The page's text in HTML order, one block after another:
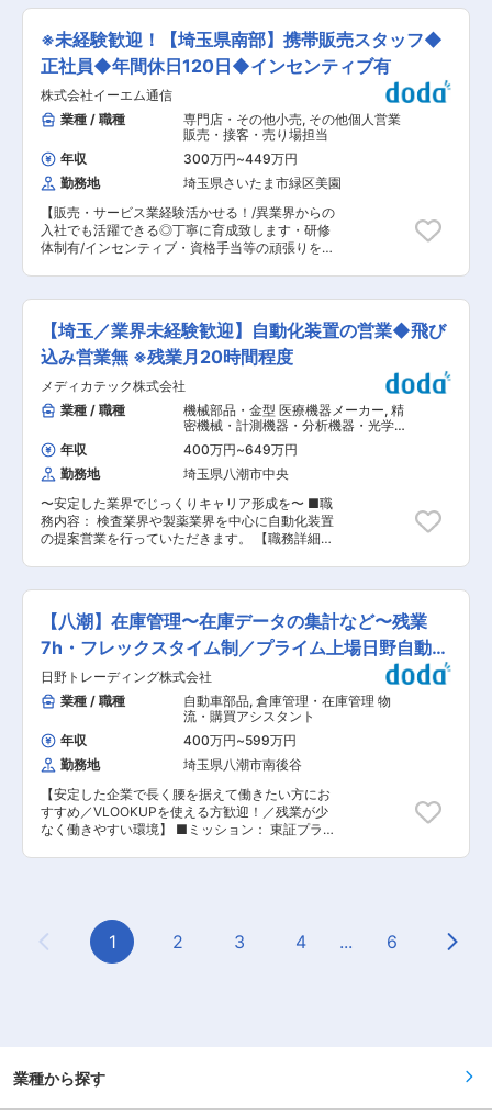
ます。 腸内細菌検査の前処理装置としては国内で
トップシェアを誇り、業界の標準検査マニュアル
にも紹介されております。 社内にてお客様業務工
程を自動化する各種省力化装置の製造や納品など
の業務を担っていただきます。 変更の範囲：会社
の定める業務
務詳細： （1） 入会希望者の対応 本部から連絡を
受け、教室で説明・相談にのりながら入会をサポ
ートします。 （2） 生徒・保護者のサポート 勉強
の進め方や進路の相談に乗り、必要な講習の提案
を行います。 （3） 学習プラン作成 生徒の目標
に合わせて、勉強する科目やスケジュールを組み
立てます。 （4） 成績と学習状況のフォロー テ
スト結果や普段の学習の様子を確認し、改善点を
一緒に考えます。 （5） 教室内での生徒対応 自習
中の質問受付や声かけなど、日々の学習サポート
を行います。 （6） 教室運営の事務作業 管理アプ
リへの数字入力や社内システムへの報告など、簡
単なPC作業です。 ■働く環境について： ・実績
(毎月の予算表の達成率)と行動面を評価し、翌年
度の昇給へと反映します。直近の昇給率は前年度
比較 平均8％上昇！頑張りをしっかりと還元する
時間を遅くしたり調整などはございます。（8時
間働く日もあれば、4時間しか働かない日もあ
る、といったイメージです） ■入社後の研修につ
いて： 1週間の本部研修で教室運営や教育業界に
ついて学びます。まずは副教室長としてご経験を
いただき、半年〜２年ほど教室長ととなっていた
先生、役所のスタッフ、保険営業、エンジニア 当
社では未経験の方が多数活躍しています！ ■当ポ
ジションの強み： ・トライの豊富な学習データ＆
メソッドを使って運営できます ・教室長自身
が“教育のプロ”として主役になれます ・マネジメ
ント経験が自然と身につきます ・自習室サポート
教育×マネジメント×営業の“三本柱”をまとめて経
験できる 変更の範囲：会社の定める業務
※未経験歓迎！【埼玉県南部】携帯販売スタッフ◆
正社員◆年間休日120日◆インセンティブ有
株式会社イーエム通信
業種 / 職種
専門店・その他小売, その他個人営業
販売・接客・売り場担当
年収
300万円~449万円
勤務地
埼玉県さいたま市緑区美園
【販売・サービス業経験活かせる！/異業界からの
入社でも活躍できる◎丁寧に育成致します・研修
体制有/インセンティブ・資格手当等の頑張りを評
ップ（ソフトバンク・ワイモバイル）を運営して
る当社にて ソフトバンクのショップにて接客・販
売のお仕事をお任せ致します。 商品知識や接客マ
ナーについては最初に研修で覚えていただきま
す。 丁寧に教育致しますので未経験からでも安心
してスタートできる就業環境です！ ■具体的に
は： 店頭販売クルーとしてショップにご来店され
たお客様に向けてご要望をお伺いし、最適な携帯
電話の機種やプランをご提案していただきます。
さらに固定電話、インターネット回線などの商品
やサービスのお勧めや毎月の利用料金のコンサル
ティングをお任せします。 ■ご入社後のフォロー
体制： まずは先輩社員との同行やロープレ等を通
して製品知識・手続き手順・サービス知識などを
習得していただきます。 その後、メンター、メン
ティ制度があり、教育スタッフの元ご自身でお客
きるように育成していきます。 ■組織構成 ・
SoftBank ソフトバンクイオンモール 浦和美園：
12名（男7、女5）：20代〜30代 ・ソフトバンク
ふじみ野：8名（男6、女2）：20代〜30代 ・ソ
フトバンク八潮：9名（男6、女3）：20代〜30
代 ・ワイモバイルフレスポ八潮：4名（男2、女
格制度 資格テストを受けて合格をすれば資格によ
り1万円〜9万円がの手当てが毎月支給されます。
・販売手当 新規、機種変更、インターネットなど
決まったカテゴリーを責任をもって販売いただけ
ると評価されたメンバーには数字、目標行動の達
成で最大7万円の手当てがつきます。自分の頑張
境： 子育て中の方もプライベートを両立できる制
長になった実例もございます。 変更の範囲：会社
の定める業務
【埼玉／業界未経験歓迎】自動化装置の営業◆飛び
込み営業無 ※残業月20時間程度
メディカテック株式会社
業種 / 職種
機械部品・金型 医療機器メーカー, 精
密機械・計測機器・分析機器・光学製
品営業（国内） 医療機器営業
年収 400万円~649万円
勤務地
埼玉県八潮市中央
〜安定した業界でじっくりキャリア形成を〜 ■職
務内容： 検査業界や製薬業界を中心に自動化装置
の提案営業を行っていただきます。 【職務詳細】
く、事前にアポイントを取ってから訪問やWEB会
議をします。まずは先輩社員と一緒に行動して当
社の装置、業界知識や仕事の進め方などをじっく
り習得してください。ある程度慣れてきたら、案
件をお任せします。案件によっては地方出張もあ
ります。 ◇展示会とWEB問合せに対する営業…年
に4回ほど出店する展示会やWEBからの問合せに
対して訪問・提案営業を行います。 ◇既存顧客へ
の営業…当社製品をご使用いただいているお客様
へのフォローと、新たなご相談に対しての提案営
業を行います。 ■アピールポイント 景気に左右
されない検査業界の中で、少子高齢化による人手
不足を解決する自動化装置を主に開発しておりま
すので、安心して長く働くことができます。 未経
験から一人前になるまで時間をかけてしっかり育
てます。 試用期間中は社内での研修や先輩に同行
や顧客とのコミュニケーションを行うことができ
ます。 業界では珍しい提案、設計、製造、納品、
サポートまで全てを1社でワンストップで対応で
標準検査マニュアルにも紹介されております。 変
【八潮】在庫管理〜在庫データの集計など〜残業
7h・フレックスタイム制／プライム上場日野自動車
Gの商社
日野トレーディング株式会社
業種 / 職種
自動車部品, 倉庫管理・在庫管理 物
流・購買アシスタント
年収
400万円~599万円
勤務地
埼玉県八潮市南後谷
【安定した企業で長く腰を据えて働きたい方にお
すすめ／VLOOKUPを使える方歓迎！／残業が少
なく働きやすい環境】 ■ミッション： 東証プラ
いただきます。 入社後しばらくは事務業務9割、
倉庫作業1割でお任せします。慣れてきたら事務
業務7割、倉庫業務3割でお任せする想定です。
おります。 ■働き方、福利厚生： ・残業は月7時
間程度、フレックス制度もあり家庭と仕事の両立
をしている社員も多数在籍しております。 ・週休
Previous Page
1 2 3 4 ... 6
業種から探す